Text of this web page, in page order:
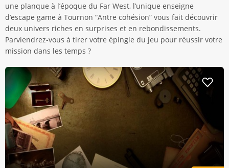
une planque à l’époque du Far West, l’unique enseigne
d’escape game à Tournon “Antre cohésion” vous fait découvrir
deux univers riches en surprises et en rebondissements.
Parviendrez-vous à tirer votre épingle du jeu pour réussir votre
mission dans les temps ?